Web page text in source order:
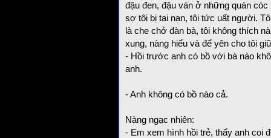
đậu đen, đậu ván ở những quán
sợ tôi bị tai nạn, tôi tức uất người.
là che chở đàn bà, tôi không thích
xung, nàng hiểu và để yên cho tôi
- Hồi trước anh có bồ với bà nào
anh.
- Anh không có bồ nào cả.
Nàng ngạc nhiên:
- Em xem hình hồi trẻ, thấy anh coi